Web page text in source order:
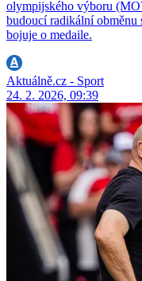
olympijského výboru
budoucí radikální obměnu
bojuje o medaile.
Aktuálně.cz - Sport
24. 2. 2026, 09:39